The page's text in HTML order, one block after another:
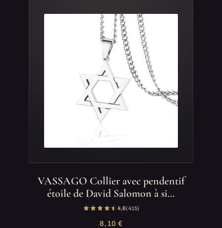
VASSAGO Collier avec pendentif
étoile de David Salomon à si…
4,6(415)
8,10 €